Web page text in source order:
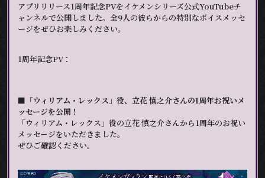
アプリリリース1周年記念PVをイケメンシリーズ公式YouTubeチ
ャンネルで公開しました。全9人の彼らからの特別なボイスメッセ
ージをぜひお楽しみください。
1周年記念PV：
■「ウィリアム・レックス」役、立花 慎之介さんの1周年お祝いメ
ッセージを公開！
「ウィリアム・レックス」役の立花 慎之介さんから1周年のお祝い
メッセージをいただきました。
ぜひご確認ください。